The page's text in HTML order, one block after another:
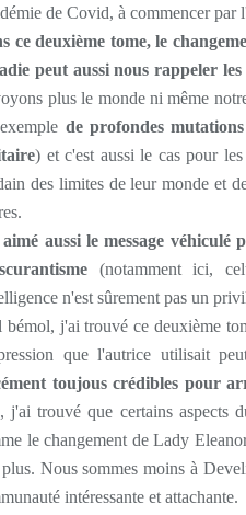
de Covid, à commencer par
ce deuxième tome, le
peut aussi nous rappeler
plus le monde ni même
de profondes
) et c'est aussi le cas pour
des limites de leur monde et
aussi le message
(notamment ici,
n'est sûrement pas un
bémol, j'ai trouvé ce deuxième
que l'autrice utilisait
toujous crédibles pour
j'ai trouvé que certains aspects
le changement de Lady
Nous sommes moins à
intéressante et attachante.